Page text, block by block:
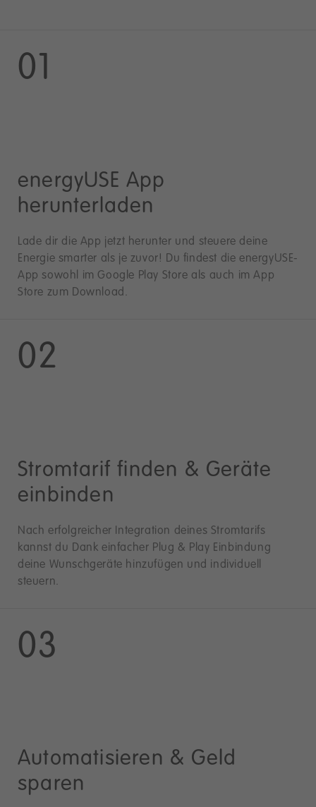
01
energyUSE App
herunterladen
Lade dir die App jetzt herunter und steuere deine
Energie smarter als je zuvor! Du findest die energyUSE-
App sowohl im Google Play Store als auch im App
Store zum Download.
02
Stromtarif finden & Geräte
einbinden
Nach erfolgreicher Integration deines Stromtarifs
kannst du Dank einfacher Plug & Play Einbindung
deine Wunschgeräte hinzufügen und individuell
steuern.
03
Automatisieren & Geld
sparen